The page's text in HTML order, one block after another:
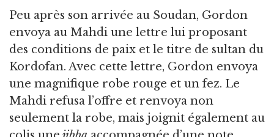
Peu après son arrivée au Soudan, Gordon
envoya au Mahdi une lettre lui proposant
des conditions de paix et le titre de sultan du
Kordofan. Avec cette lettre, Gordon envoya
une magnifique robe rouge et un fez. Le
Mahdi refusa l’offre et renvoya non
seulement la robe, mais joignit également au